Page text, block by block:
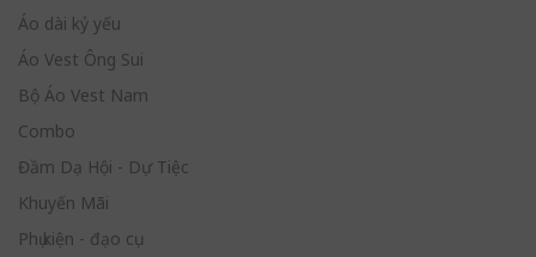
Áo dài kỷ yếu
Áo Vest Ông Sui
Bộ Áo Vest Nam
Combo
Đầm Dạ Hội - Dự Tiệc
Khuyến Mãi
Phụ kiện - đạo cụ